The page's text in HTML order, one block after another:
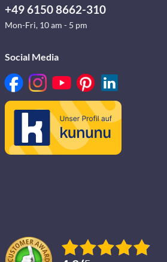
+49 6150 8662-310
Mon-Fri, 10 am - 5 pm
Social Media